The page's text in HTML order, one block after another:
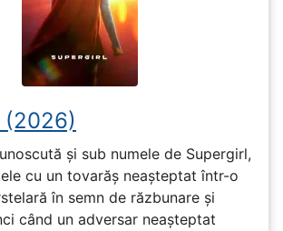
(2026)
și sub numele de Supergirl,
cu un tovarăș neașteptat într-o
în semn de răzbunare și
când un adversar neașteptat